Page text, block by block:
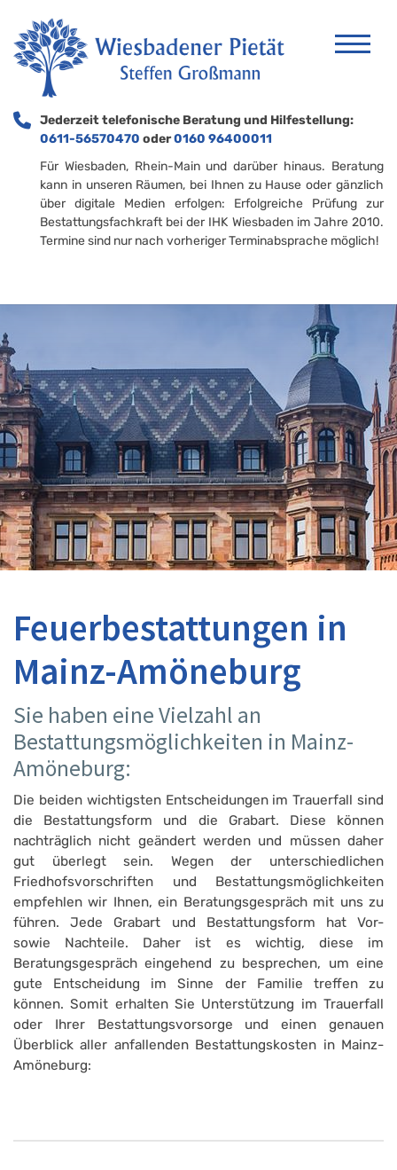
Jederzeit telefonische Beratung und Hilfestellung:
0611-56570470 oder0160 96400011
Für Wiesbaden, Rhein-Main und darüber hinaus. Beratung
kann in unseren Räumen, bei Ihnen zu Hause oder gänzlich
über digitale Medien erfolgen: Erfolgreiche Prüfung zur
Bestattungsfachkraft bei der IHK Wiesbaden im Jahre 2010.
Termine sind nur nach vorheriger Terminabsprache möglich!
Feuerbestattungen in
Mainz-Amöneburg
Sie haben eine Vielzahl an
Bestattungsmöglichkeiten in Mainz-
Amöneburg:
Die beiden wichtigsten Entscheidungen im Trauerfall sind
die Bestattungsform und die Grabart. Diese können
nachträglich nicht geändert werden und müssen daher
gut überlegt sein. Wegen der unterschiedlichen
Friedhofsvorschriften und Bestattungsmöglichkeiten
empfehlen wir Ihnen, ein Beratungsgespräch mit uns zu
führen. Jede Grabart und Bestattungsform hat Vor-
sowie Nachteile. Daher ist es wichtig, diese im
Beratungsgespräch eingehend zu besprechen, um eine
gute Entscheidung im Sinne der Familie treffen zu
können. Somit erhalten Sie Unterstützung im Trauerfall
oder Ihrer Bestattungsvorsorge und einen genauen
Überblick aller anfallenden Bestattungskosten in Mainz-
Amöneburg: